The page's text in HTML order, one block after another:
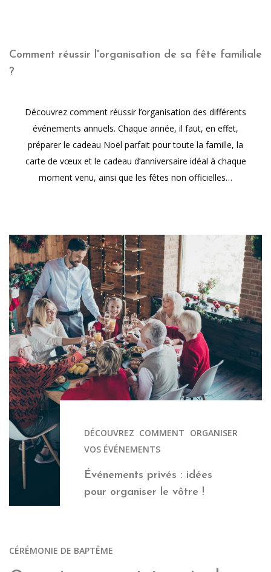
Comment réussir l'organisation de sa fête familiale
?
Découvrez comment réussir l’organisation des différents
événements annuels. Chaque année, il faut, en effet,
préparer le cadeau Noël parfait pour toute la famille, la
carte de vœux et le cadeau d’anniversaire idéal à chaque
moment venu, ainsi que les fêtes non officielles…
DÉCOUVREZ COMMENT ORGANISER
VOS ÉVÉNEMENTS
Événements privés : idées
pour organiser le vôtre !
CÉRÉMONIE DE BAPTÊME